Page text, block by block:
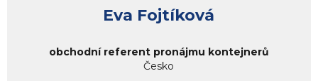
Eva Fojtíková
obchodní referent pronájmu kontejnerů
Česko